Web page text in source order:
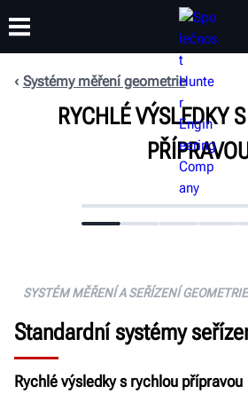
PODPORA
ŠKOLENÍ
Systémy měření geometrie
RYCHLÉ VÝSLEDKY
SYSTÉM MĚŘENÍ A SEŘÍZENÍ GEOMETRIE
Standardní systémy
Rychlé výsledky s rychlou přípravou